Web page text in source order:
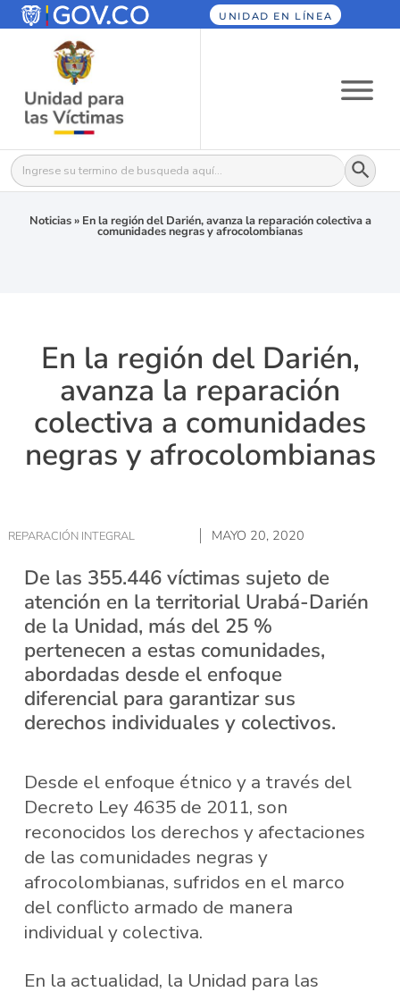
UNIDAD EN LÍNEA
Buscar: Botón
Noticias» En la región del Darién, avanza la reparación colectiva a
comunidades negras y afrocolombianas
En la región del Darién,
avanza la reparación
colectiva a comunidades
negras y afrocolombianas
REPARACIÓN INTEGRAL MAYO 20, 2020
De las 355.446 víctimas sujeto de
atención en la territorial Urabá-Darién
de la Unidad, más del 25 %
pertenecen a estas comunidades,
abordadas desde el enfoque
diferencial para garantizar sus
derechos individuales y colectivos.
Desde el enfoque étnico y a través del
Decreto Ley 4635 de 2011, son
reconocidos los derechos y afectaciones
de las comunidades negras y
afrocolombianas, sufridos en el marco
del conflicto armado de manera
individual y colectiva.
En la actualidad, la Unidad para las